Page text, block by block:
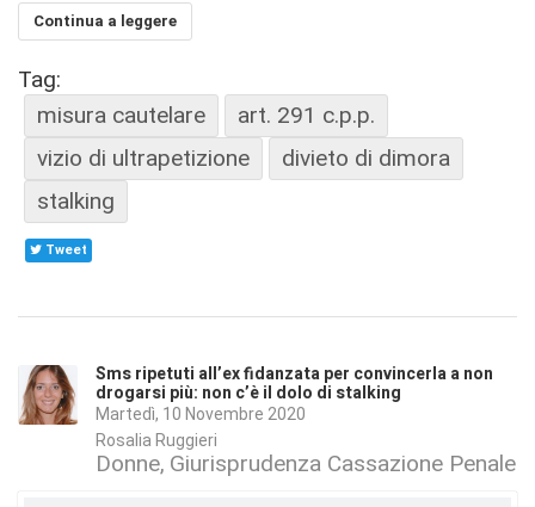
Continua a leggere
Tag:
misura cautelare
art. 291 c.p.p.
vizio di ultrapetizione
divieto di dimora
stalking
Tweet
Sms ripetuti all’ex fidanzata per convincerla a non
drogarsi più: non c’è il dolo di stalking
Martedì, 10 Novembre 2020
Rosalia Ruggieri
Donne Giurisprudenza Cassazione Penale